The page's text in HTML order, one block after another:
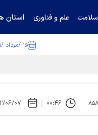
سلامت علم و فناوری استان
۱۵ /مرداد /۱۴۰۵
۰۰:۴۶ ۱۴۰۲/